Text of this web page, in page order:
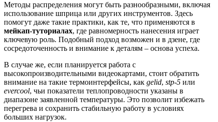
Методы распределения могут быть разнообразными, включая
использование шприца или других инструментов. Здесь
помогут даже такие практики, как те, что применяются в
мейкап-туториалах, где равномерность нанесения играет
ключевую роль. Подобный подход возможен и в дзене, где
сосредоточенность и внимание к деталям – основа успеха.
В случае же, если планируется работа с
высокопроизводительными видеокартами, стоит обратить
внимание на такие термоинтерфейсы, как gelid, stp-5 или
evercool, чьи показатели теплопроводности указаны в
диапазоне заявленной температуры. Это позволит избежать
перегрева и сохранить стабильную работу в условиях
больших нагрузок.